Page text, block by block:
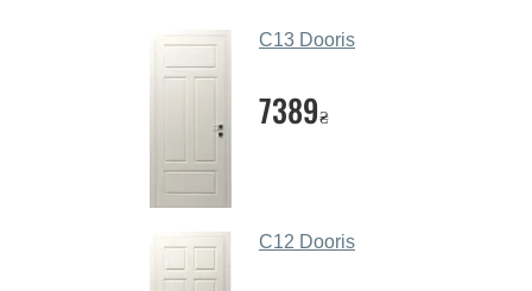
C13 Dooris
7389₴
C12 Dooris